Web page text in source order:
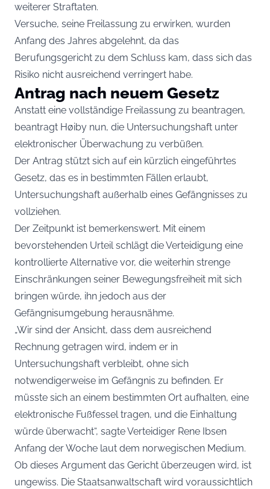
weiterer Straftaten.
Versuche, seine Freilassung zu erwirken, wurden
Anfang des Jahres abgelehnt, da das
Berufungsgericht zu dem Schluss kam, dass sich das
Risiko nicht ausreichend verringert habe.
Antrag nach neuem Gesetz
Anstatt eine vollständige Freilassung zu beantragen,
beantragt Høiby nun, die Untersuchungshaft unter
elektronischer Überwachung zu verbüßen.
Der Antrag stützt sich auf ein kürzlich eingeführtes
Gesetz, das es in bestimmten Fällen erlaubt,
Untersuchungshaft außerhalb eines Gefängnisses zu
vollziehen.
Der Zeitpunkt ist bemerkenswert. Mit einem
bevorstehenden Urteil schlägt die Verteidigung eine
kontrollierte Alternative vor, die weiterhin strenge
Einschränkungen seiner Bewegungsfreiheit mit sich
bringen würde, ihn jedoch aus der
Gefängnisumgebung herausnähme.
„Wir sind der Ansicht, dass dem ausreichend
Rechnung getragen wird, indem er in
Untersuchungshaft verbleibt, ohne sich
notwendigerweise im Gefängnis zu befinden. Er
müsste sich an einem bestimmten Ort aufhalten, eine
elektronische Fußfessel tragen, und die Einhaltung
würde überwacht“, sagte Verteidiger Rene Ibsen
Anfang der Woche laut dem norwegischen Medium.
Ob dieses Argument das Gericht überzeugen wird, ist
ungewiss. Die Staatsanwaltschaft wird voraussichtlich